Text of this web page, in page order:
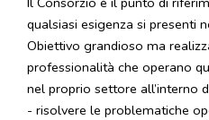
qualsiasi esigenza si presenti
Obiettivo grandioso ma
professionalità che operano
nel proprio settore all’interno
- risolvere le problematiche